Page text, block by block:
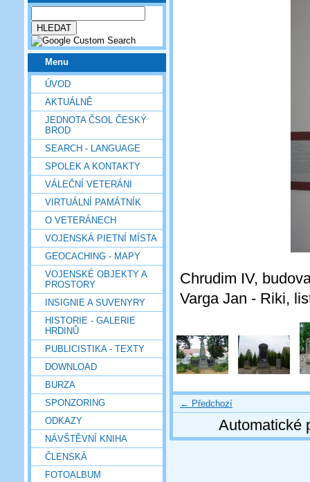
Menu
ÚVOD
AKTUÁLNĚ
JEDNOTA ČSOL ČESKÝ
BROD
SEARCH - LANGUAGE
SPOLEK A KONTAKTY
VÁLEČNÍ VETERÁNI
VIRTUÁLNÍ PAMÁTNÍK
O VETERÁNECH
VOJENSKÁ PIETNÍ MÍSTA
GEOCACHING - MAPY
VOJENSKÉ OBJEKTY A
PROSTORY
INSIGNIE A SUVENYRY
HISTORIE - GALERIE
HRDINŮ
PUBLICISTIKA - TEXTY
DOWNLOAD
BURZA
SPONZORING
ODKAZY
NÁVŠTĚVNÍ KNIHA
ČLENSKÁ
FOTOALBUM
Chrudim IV,
Varga Jan - Riki,
← Předchozí
Automatické